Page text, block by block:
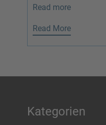
Read more
Read More
Kategorien